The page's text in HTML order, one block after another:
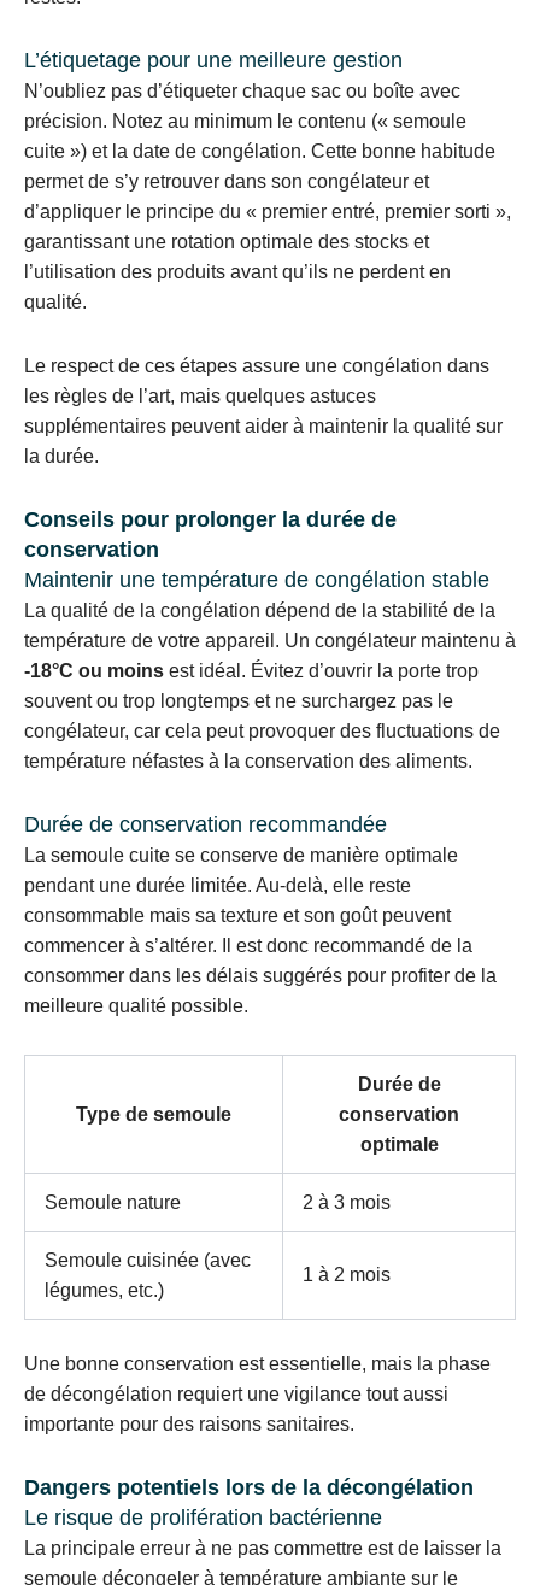
L’étiquetage pour une meilleure gestion
N’oubliez pas d’étiqueter chaque sac ou boîte avec
précision. Notez au minimum le contenu (« semoule
cuite ») et la date de congélation. Cette bonne habitude
permet de s’y retrouver dans son congélateur et
d’appliquer le principe du « premier entré, premier sorti »,
garantissant une rotation optimale des stocks et
l’utilisation des produits avant qu’ils ne perdent en
qualité.
Le respect de ces étapes assure une congélation dans
les règles de l’art, mais quelques astuces
supplémentaires peuvent aider à maintenir la qualité sur
la durée.
Conseils pour prolonger la durée de
conservation
Maintenir une température de congélation stable
La qualité de la congélation dépend de la stabilité de la
température de votre appareil. Un congélateur maintenu à
-18°C ou moins est idéal. Évitez d’ouvrir la porte trop
souvent ou trop longtemps et ne surchargez pas le
congélateur, car cela peut provoquer des fluctuations de
température néfastes à la conservation des aliments.
Durée de conservation recommandée
La semoule cuite se conserve de manière optimale
pendant une durée limitée. Au-delà, elle reste
consommable mais sa texture et son goût peuvent
commencer à s’altérer. Il est donc recommandé de la
consommer dans les délais suggérés pour profiter de la
meilleure qualité possible.
Type de semoule
Durée de
conservation
optimale
Semoule nature 2 à 3 mois
Semoule cuisinée (avec
légumes, etc.)
1 à 2 mois
Une bonne conservation est essentielle, mais la phase
de décongélation requiert une vigilance tout aussi
importante pour des raisons sanitaires.
Dangers potentiels lors de la décongélation
Le risque de prolifération bactérienne
La principale erreur à ne pas commettre est de laisser la
semoule décongeler à température ambiante sur le